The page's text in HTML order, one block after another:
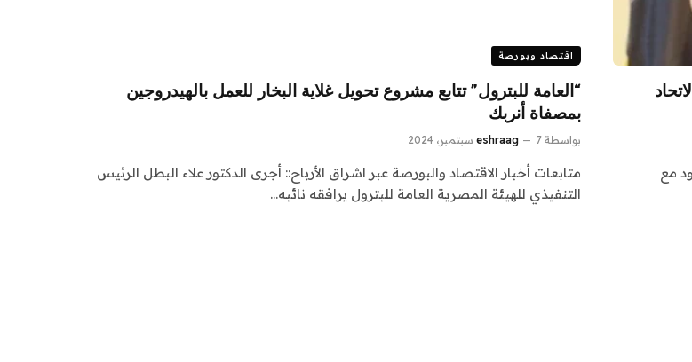
مع
اقتصاد وبورصة
“العامة للبترول” تتابع مشروع تحويل غلاية البخار للعمل بالهيدروجين
بمصفاة أنربك
بواسطة eshraag 7 سبتمبر، 2024
متابعات أخبار الاقتصاد والبورصة عبر اشراق الأرباح:: أجرى الدكتور علاء البطل الرئيس
التنفيذي للهيئة المصرية العامة للبترول يرافقه نائبه…